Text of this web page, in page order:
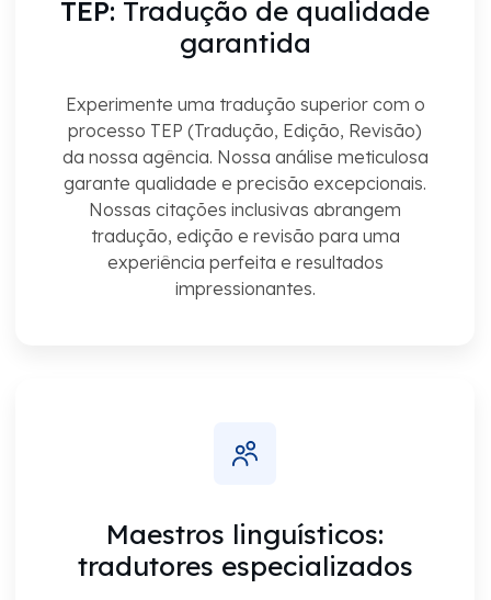
TEP: Tradução de qualidade
garantida
Experimente uma tradução superior com o
processo TEP (Tradução, Edição, Revisão)
da nossa agência. Nossa análise meticulosa
garante qualidade e precisão excepcionais.
Nossas citações inclusivas abrangem
tradução, edição e revisão para uma
experiência perfeita e resultados
impressionantes.
Maestros linguísticos:
tradutores especializados